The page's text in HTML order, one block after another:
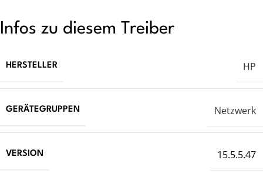
Infos zu diesem Treiber
HERSTELLER HP
GERÄTEGRUPPEN Netzwerk
VERSION 15.5.5.47